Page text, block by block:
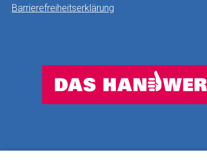
Barrierefreiheitserklärung